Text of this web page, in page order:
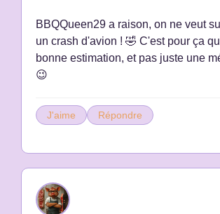
BBQQueen29 a raison, on ne veut
un crash d'avion ! 🤣 C'est pour ça
bonne estimation, et pas juste une
😉
J'aime Répondre